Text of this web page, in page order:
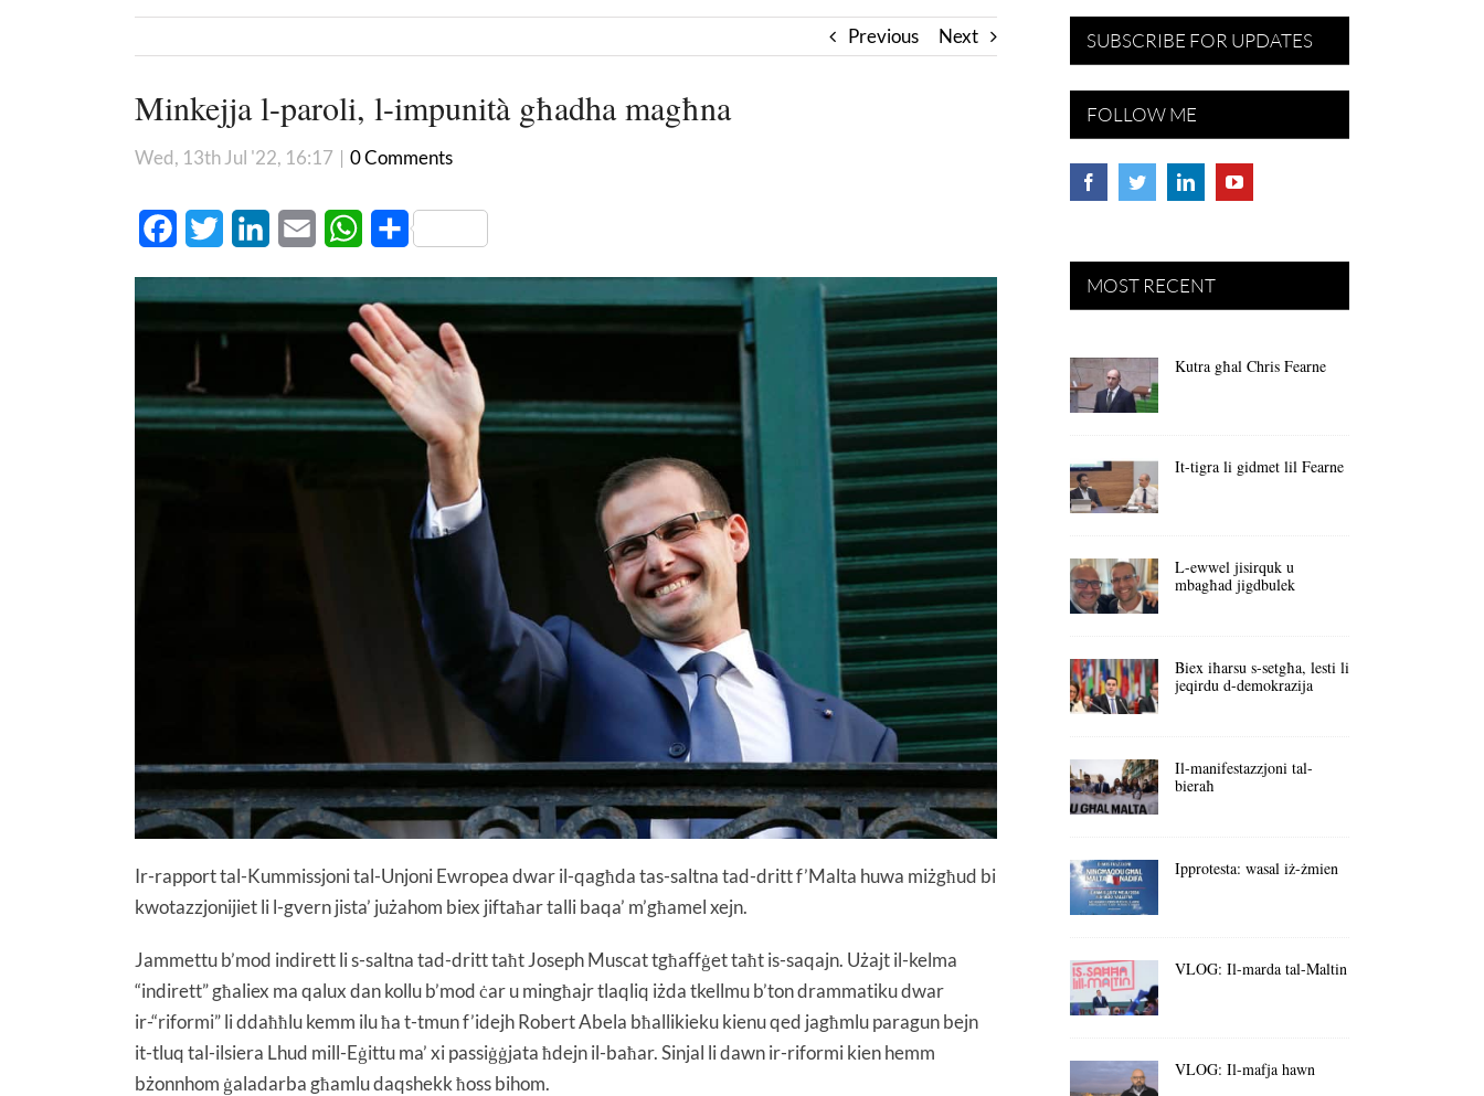
Previous Next
Minkejja l-paroli, l-impunità għadha magħna
Wed, 13th Jul '22, 16:17 | 0 Comments
FacebookTwitter LinkedInEmail WhatsApp
Share
Ir-rapport tal-Kummissjoni tal-Unjoni Ewropea dwar il-qagħda tas-saltna tad-dritt f’Malta huwa miżgħud bi
kwotazzjonijiet li l-gvern jista’ jużahom biex jiftaħar talli baqa’ m’għamel xejn.
Jammettu b’mod indirett li s-saltna tad-dritt taħt Joseph Muscat tgħaffġet taħt is-saqajn. Użajt il-kelma
“indirett” għaliex ma qalux dan kollu b’mod ċar u mingħajr tlaqliq iżda tkellmu b’ton drammatiku dwar
ir-“riformi” li ddaħħlu kemm ilu ħa t-tmun f’idejh Robert Abela bħallikieku kienu qed jagħmlu paragun bejn
it-tluq tal-ilsiera Lhud mill-Eġittu ma’ xi passiġġjata ħdejn il-baħar. Sinjal li dawn ir-riformi kien hemm
bżonnhom ġaladarba għamlu daqshekk ħoss bihom.
SUBSCRIBE FOR UPDATES
FOLLOW ME
MOST RECENT
Kutra għal Chris Fearne
It-tigra li gidmet lil Fearne
L-ewwel jisirquk u
mbagħad jigdbulek
Biex iħarsu s-setgħa, lesti li
jeqirdu d-demokrazija
Il-manifestazzjoni tal-
bieraħ
Ipprotesta: wasal iż-żmien
VLOG: Il-marda tal-Maltin
VLOG: Il-mafja hawn